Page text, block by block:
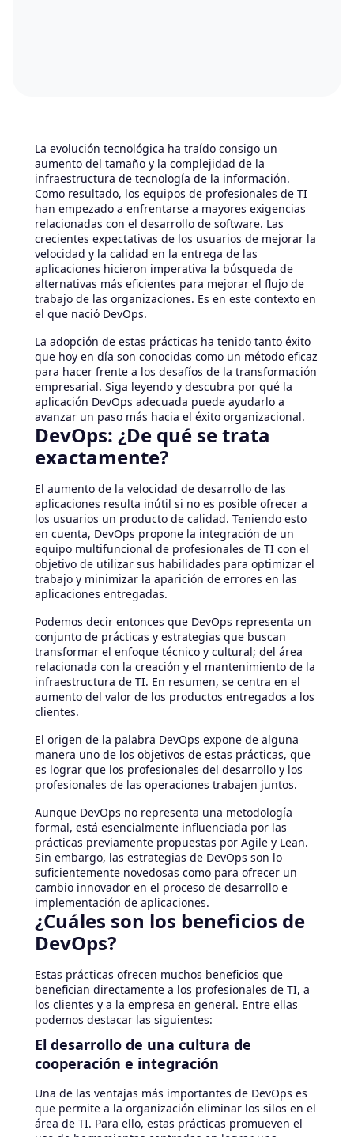
La evolución tecnológica ha traído consigo un
aumento del tamaño y la complejidad de la
infraestructura de tecnología de la información.
Como resultado, los equipos de profesionales de TI
han empezado a enfrentarse a mayores exigencias
relacionadas con el desarrollo de software. Las
crecientes expectativas de los usuarios de mejorar la
velocidad y la calidad en la entrega de las
aplicaciones hicieron imperativa la búsqueda de
alternativas más eficientes para mejorar el flujo de
trabajo de las organizaciones. Es en este contexto en
el que nació DevOps.
La adopción de estas prácticas ha tenido tanto éxito
que hoy en día son conocidas como un método eficaz
para hacer frente a los desafíos de la transformación
empresarial. Siga leyendo y descubra por qué la
aplicación DevOps adecuada puede ayudarlo a
avanzar un paso más hacia el éxito organizacional.
DevOps: ¿De qué se trata
exactamente?
El aumento de la velocidad de desarrollo de las
aplicaciones resulta inútil si no es posible ofrecer a
los usuarios un producto de calidad. Teniendo esto
en cuenta, DevOps propone la integración de un
equipo multifuncional de profesionales de TI con el
objetivo de utilizar sus habilidades para optimizar el
trabajo y minimizar la aparición de errores en las
aplicaciones entregadas.
Podemos decir entonces que DevOps representa un
conjunto de prácticas y estrategias que buscan
transformar el enfoque técnico y cultural; del área
relacionada con la creación y el mantenimiento de la
infraestructura de TI. En resumen, se centra en el
aumento del valor de los productos entregados a los
clientes.
El origen de la palabra DevOps expone de alguna
manera uno de los objetivos de estas prácticas, que
es lograr que los profesionales del desarrollo y los
profesionales de las operaciones trabajen juntos.
Aunque DevOps no representa una metodología
formal, está esencialmente influenciada por las
prácticas previamente propuestas por Agile y Lean.
Sin embargo, las estrategias de DevOps son lo
suficientemente novedosas como para ofrecer un
cambio innovador en el proceso de desarrollo e
implementación de aplicaciones.
¿Cuáles son los beneficios de
DevOps?
Estas prácticas ofrecen muchos beneficios que
benefician directamente a los profesionales de TI, a
los clientes y a la empresa en general. Entre ellas
podemos destacar las siguientes:
El desarrollo de una cultura de
cooperación e integración
Una de las ventajas más importantes de DevOps es
que permite a la organización eliminar los silos en el
área de TI. Para ello, estas prácticas promueven el